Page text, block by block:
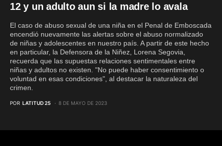
12 y un adulto aun si la madre lo avala
El caso de abuso sexual de una niña en el Penal de Emboscada
encendió nuevamente las alertas sobre el abuso normalizado
de niñas y adolescentes en nuestro país. A partir de este hecho
en particular, la Defensora de la Niñez, Lorena Segovia,
recuerda que las supuestas relaciones sentimentales entre
niñas y adultos no existen. "No puede haber consentimiento o
voluntad en esas condiciones", al destacar la naturaleza del
crimen.
POR LATITUD 25 8 DE MAYO DE 2023